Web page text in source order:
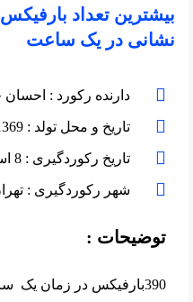
بیشترین تعداد
نشانی در یک ساعت
دارنده رکورد : احسان
تاریخ و محل تولد : 1369 تهران
تاریخ رکوردگیری : 8 اسفند ماه 1403
شهر رکوردگیری :
توضیحات :
390بارفیکس در زمان